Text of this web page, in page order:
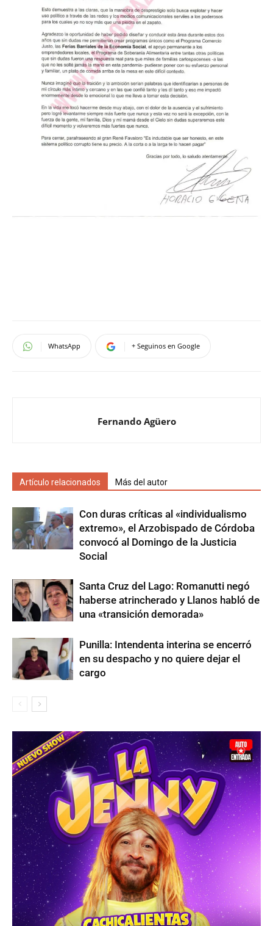
WhatsApp + Seguinos en Google
Fernando Agüero
Artículo relacionados Más del autor
Con duras críticas al «individualismo
extremo», el Arzobispado de Córdoba
convocó al Domingo de la Justicia
Social
Santa Cruz del Lago: Romanutti negó
haberse atrincherado y Llanos habló de
una «transición demorada»
Punilla: Intendenta interina se encerró
en su despacho y no quiere dejar el
cargo